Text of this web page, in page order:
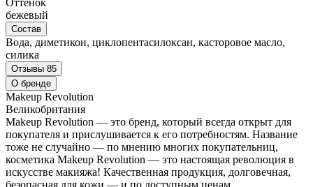
Оттенок
бежевый
Состав
Вода, диметикон, циклопентасилоксан, касторовое масло,
силика
Отзывы 85
О бренде
Makeup Revolution
Великобритания
Makeup Revolution — это бренд, который всегда открыт для
покупателя и прислушивается к его потребностям. Название
тоже не случайно — по мнению многих покупательниц,
косметика Makeup Revolution — это настоящая революция в
искусстве макияжа! Качественная продукция, долговечная,